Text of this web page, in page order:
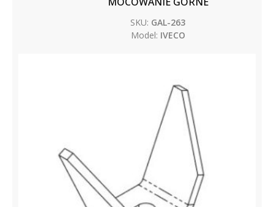
SKU: GAL-263
Model: IVECO